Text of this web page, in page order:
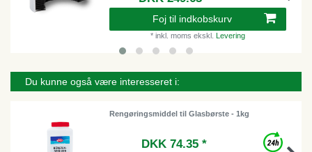
Foj til indkobskurv
* inkl. moms ekskl. Levering
Du kunne også være interesseret i:
Rengøringsmiddel til Glasbørste - 1kg
DKK 74.35 *